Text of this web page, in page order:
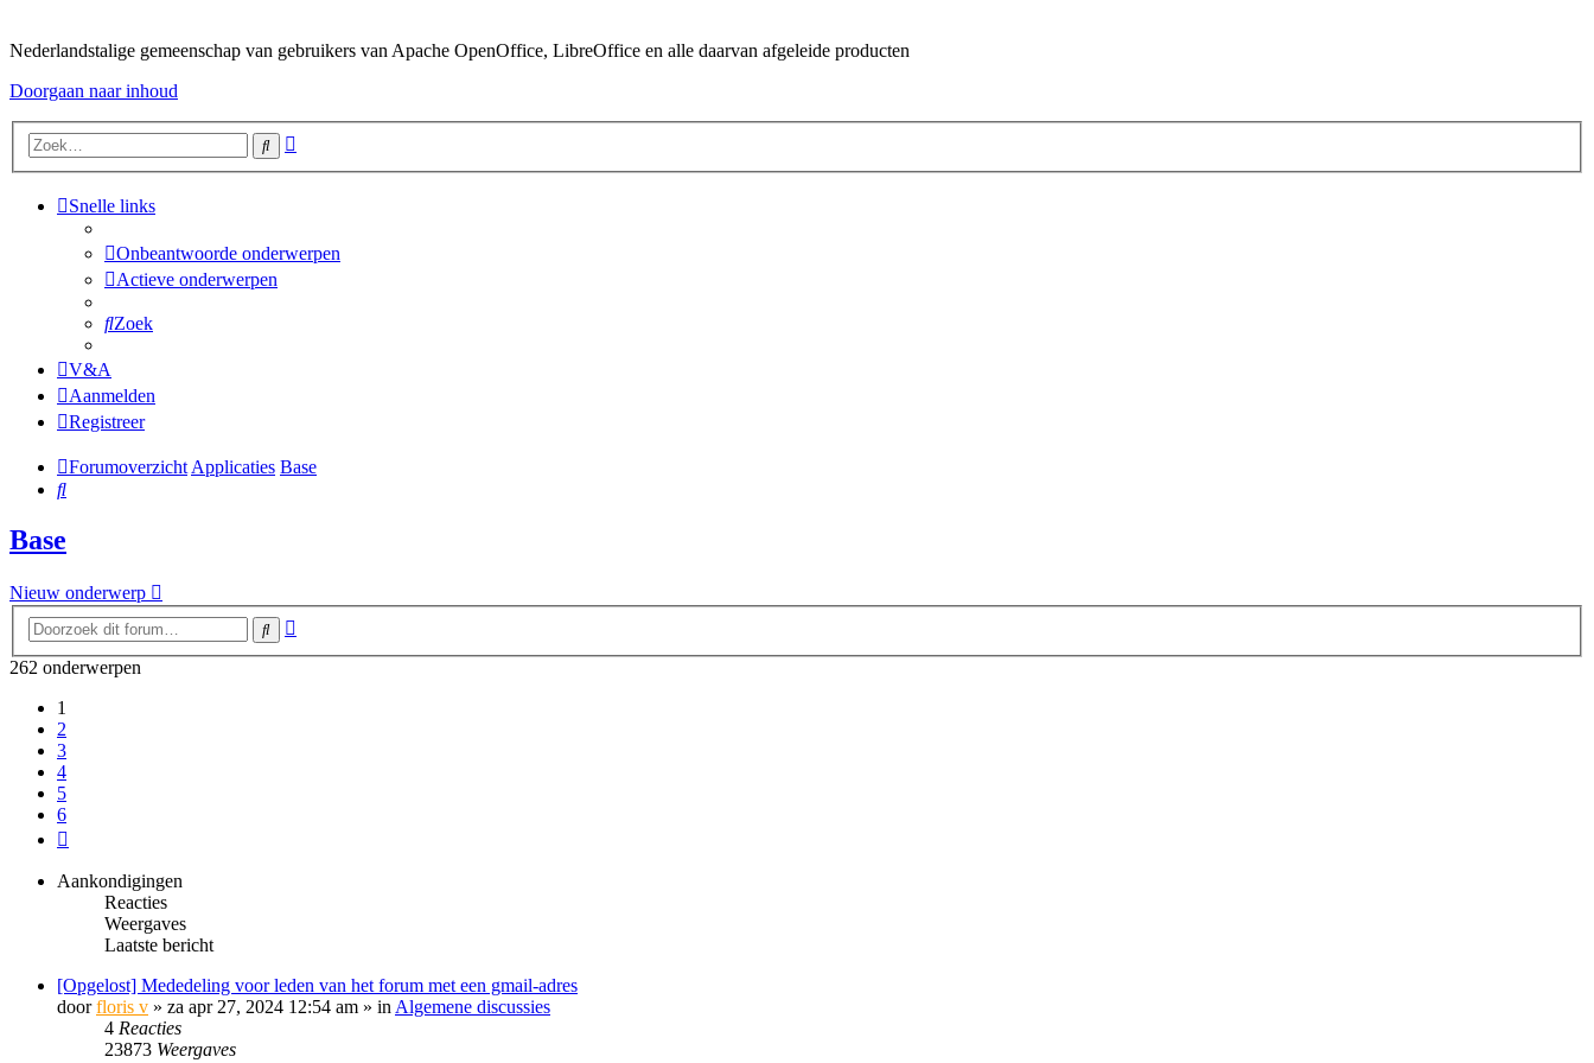
Nederlandstalige gemeenschap van gebruikers van Apache OpenOffice, LibreOffice en alle daarvan afgeleide producten
Doorgaan naar inhoud
Zoek
Snelle links
Onbeantwoorde onderwerpen
Actieve onderwerpen
Zoek
V&A
Aanmelden
Registreer
Forumoverzicht Applicaties Base
Zoek
Base
Nieuw onderwerp
Zoek
262 onderwerpen
1
2
3
4
5
6
Aankondigingen
Reacties
Weergaves
Laatste bericht
[Opgelost] Mededeling voor leden van het forum met een gmail-adres
doorfloris v » za apr 27, 2024 12:54 am » in Algemene discussies
4 Reacties
23873 Weergaves